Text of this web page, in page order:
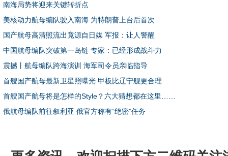
南海局势将迎来关键转折点
美核动力航母编队驶入南海 为特朗普上台后首次
国产航母高清照流出竟源自日媒 军报：让人警醒
中国航母编队突破第一岛链 专家：已经形成战斗力
震撼丨航母编队跨海演训 海军司令员亲临指导
首艘国产航母最新卫星照曝光 甲板比辽宁舰更合理
首艘国产航母将是怎样的style？六大猜想都在这里……
俄航母编队前往叙利亚 俄官方称有“绝密”任务